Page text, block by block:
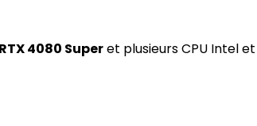
RTX 4080 Superet plusieurs CPU Intel et